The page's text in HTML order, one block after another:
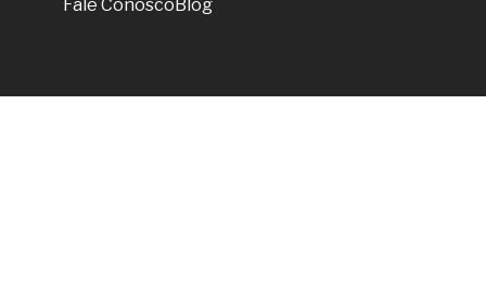
Fale Conosco Blog